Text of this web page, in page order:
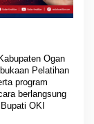
Ogan
Pelatihan
program
berlangsung
OKI